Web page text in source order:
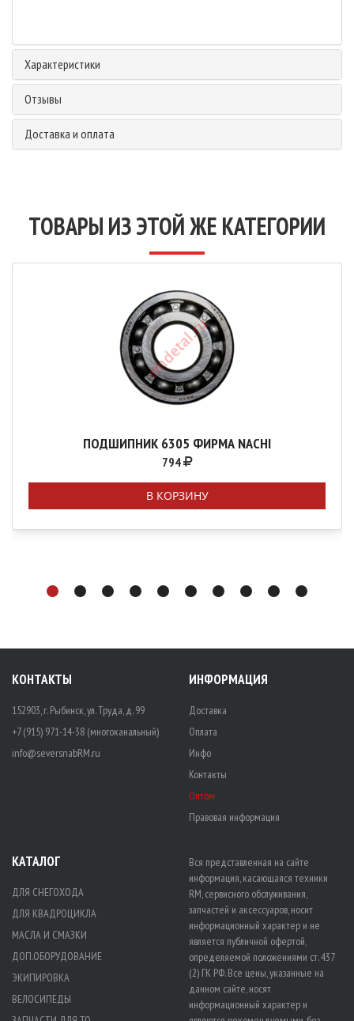
Характеристики
Отзывы
Доставка и оплата
ТОВАРЫ ИЗ ЭТОЙ ЖЕ КАТЕГОРИИ
ПОДШИПНИК 6305 ФИРМА NACHI
794
В КОРЗИНУ
КОНТАКТЫ
152903, г. Рыбинск, ул. Труда, д. 99
+7 (915) 971-14-38 (многоканальный)
info@seversnabRM.ru
ИНФОРМАЦИЯ
Доставка
Оплата
Инфо
Контакты
Оптом
Правовая информация
КАТАЛОГ
ДЛЯ СНЕГОХОДА
ДЛЯ КВАДРОЦИКЛА
МАСЛА И СМАЗКИ
ДОП.ОБОРУДОВАНИЕ
ЭКИПИРОВКА
ВЕЛОСИПЕДЫ
Вся представленная на сайте
информация, касающаяся техники
RM, сервисного обслуживания,
запчастей и аксессуаров, носит
информационный характер и не
является публичной офертой,
определяемой положениями ст. 437
(2) ГК РФ. Все цены, указанные на
данном сайте, носят
информационный характер и